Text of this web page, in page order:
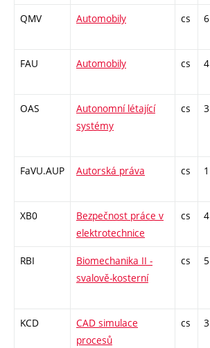
QMV Automobily cs 6
FAU Automobily cs 4
OAS
Autonomní létající
systémy
cs 3
FaVU.AUP Autorská práva cs 1
XB0
Bezpečnost práce v
elektrotechnice
cs 4
RBI
Biomechanika II -
svalově-kosterní
cs 5
KCD
CAD simulace
procesů
cs 3